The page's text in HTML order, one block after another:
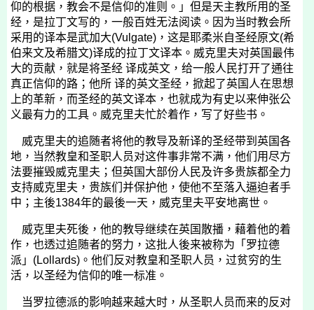
仰的根据，教会不是信仰的准则。」但是天主教所用的圣
经，是拉丁文写的，一般百姓无法阅读。因为当时教会所
采用的译本是武加大(Vulgate) ，这是耶柔米自圣经原文(希
伯来文及希腊文)译成的拉丁文译本。威克里夫对英国最伟
大的贡献，就是将圣经 译成英文，给一般人民打开了通往
真正信仰的路；他所 译的英文圣经，掀起了英国人在思想
上的革新，而圣经的英文译本，也就成为有史以来伸张公
义最有力的工具。威克里夫忙於着作，写了好些书。
威克里夫的追随者将他的教导及新译的圣经带到英国各
地，当然教皇和圣职人员对这件事非常不满，他们用尽方
法要摧毁威克里夫；但英国大部份人民及许多贵族都全力
支持威克里夫，贵族们并保护他，使他不至落入逼迫者手
中；主後1384年的最後一天，威克里夫平安地离世。
威克里夫死後，他的教导继续在英国散播，藉着他的着
作，也透过追随者的努力，这批人後来被称为「罗拉德
派」 (Lollards) 。他们反对教皇和圣职人员，过贫穷的生
活，以圣经为信仰的唯一标准。
当罗拉德派的影响越来越大时，从圣职人员而来的反对